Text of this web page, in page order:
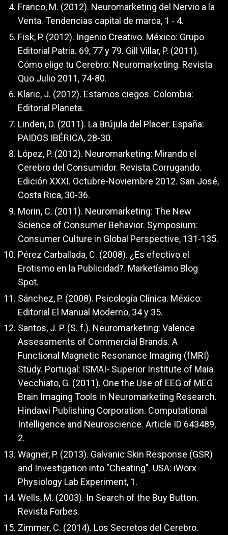
Franco, M. (2012). Neuromarketing del Nervio a la
Venta. Tendencias capital de marca, 1 - 4.
Fisk, P. (2012). Ingenio Creativo. México: Grupo
Editorial Patria. 69, 77 y 79. Gill Villar, P. (2011).
Cómo elige tu Cerebro: Neuromarketing. Revista
Quo Julio 2011, 74-80.
Klaric, J. (2012). Estamos ciegos. Colombia:
Editorial Planeta.
Linden, D. (2011). La Brújula del Placer. España:
PAIDOS IBÉRICA, 28-30.
López, P. (2012). Neuromarketing: Mirando el
Cerebro del Consumidor. Revista Corrugando.
Edición XXXI. Octubre-Noviembre 2012. San José,
Costa Rica, 30-36.
Morin, C. (2011). Neuromarketing: The New
Science of Consumer Behavior. Symposium:
Consumer Culture in Global Perspective, 131-135.
Pérez Carballada, C. (2008). ¿Es efectivo el
Erotismo en la Publicidad?. Marketísimo Blog
Spot.
Sánchez, P. (2008). Psicología Clínica. México:
Editorial El Manual Moderno, 34 y 35.
Santos, J. P. (S. f.). Neuromarketing: Valence
Assessments of Commercial Brands. A
Functional Magnetic Resonance Imaging (fMRI)
Study. Portugal: ISMAI- Superior Institute of Maia.
Vecchiato, G. (2011). One the Use of EEG of MEG
Brain Imaging Tools in Neuromarketing Research.
Hindawi Publishing Corporation. Computational
Intelligence and Neuroscience. Article ID 643489,
2.
Wagner, P. (2013). Galvanic Skin Response (GSR)
and Investigation into "Cheating". USA: iWorx
Physiology Lab Experiment, 1.
Wells, M. (2003). In Search of the Buy Button.
Revista Forbes.
Zimmer, C. (2014). Los Secretos del Cerebro.